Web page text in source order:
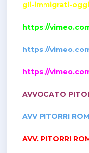
gli-immigrati-
https://
https://
https://
AVVOCATO
AVV PITORRI
AVV. PITORRI